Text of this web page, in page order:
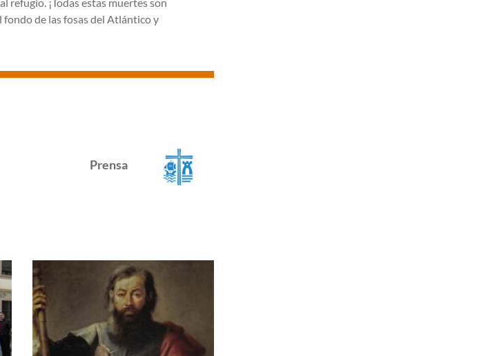
fondo de las fosas del Atlántico y
Prensa